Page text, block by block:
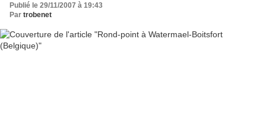
Publié le 29/11/2007 à 19:43
Par trobenet